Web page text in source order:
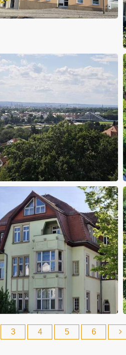
3 4 5 6